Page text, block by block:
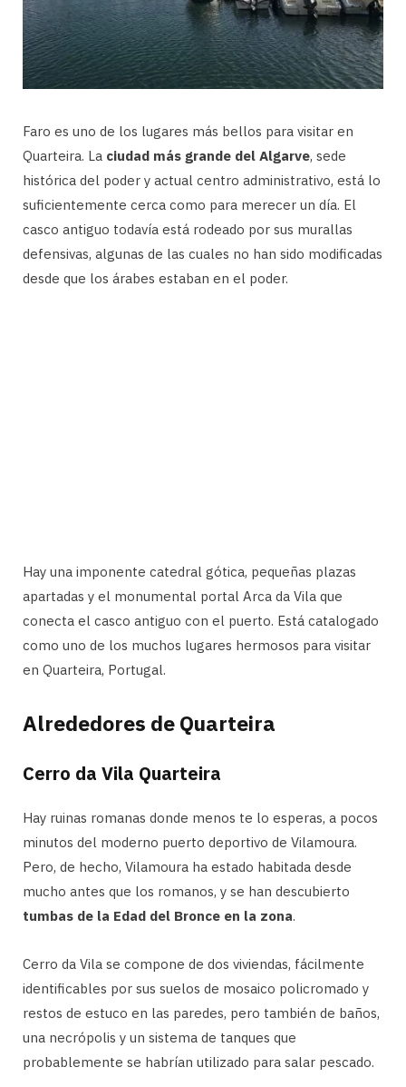
Faro es uno de los lugares más bellos para visitar en
Quarteira. La ciudad más grande del Algarve, sede
histórica del poder y actual centro administrativo, está lo
suficientemente cerca como para merecer un día. El
casco antiguo todavía está rodeado por sus murallas
defensivas, algunas de las cuales no han sido modificadas
desde que los árabes estaban en el poder.
Hay una imponente catedral gótica, pequeñas plazas
apartadas y el monumental portal Arca da Vila que
conecta el casco antiguo con el puerto. Está catalogado
como uno de los muchos lugares hermosos para visitar
en Quarteira, Portugal.
Alrededores de Quarteira
Cerro da Vila Quarteira
Hay ruinas romanas donde menos te lo esperas, a pocos
minutos del moderno puerto deportivo de Vilamoura.
Pero, de hecho, Vilamoura ha estado habitada desde
mucho antes que los romanos, y se han descubierto
tumbas de la Edad del Bronce en la zona.
Cerro da Vila se compone de dos viviendas, fácilmente
identificables por sus suelos de mosaico policromado y
restos de estuco en las paredes, pero también de baños,
una necrópolis y un sistema de tanques que
probablemente se habrían utilizado para salar pescado.